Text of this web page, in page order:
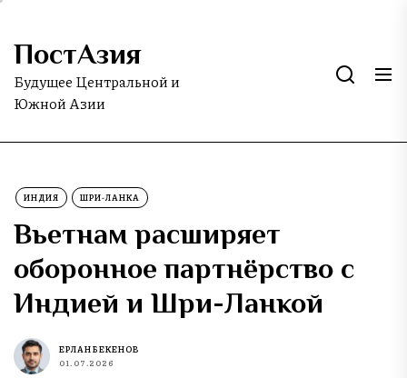
Skip
the
content
ПостАзия
Будущее Центральной и
Южной Азии
ИНДИЯ ШРИ-ЛАНКА
Вьетнам расширяет
оборонное партнёрство с
Индией и Шри-Ланкой
ЕРЛАН БЕКЕНОВ
01.07.2026